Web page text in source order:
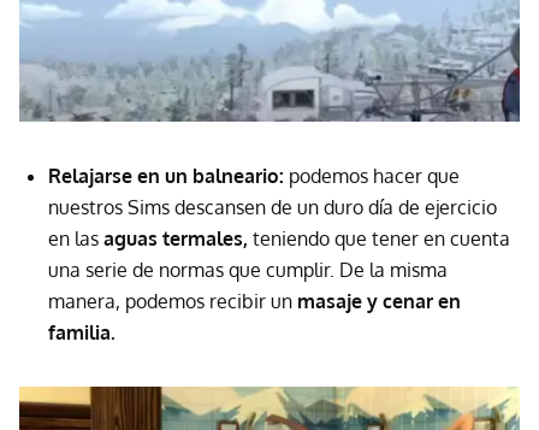
Relajarse en un balneario: podemos hacer que
nuestros Sims descansen de un duro día de ejercicio
en las aguas termales, teniendo que tener en cuenta
una serie de normas que cumplir. De la misma
manera, podemos recibir un masaje y cenar en
familia.